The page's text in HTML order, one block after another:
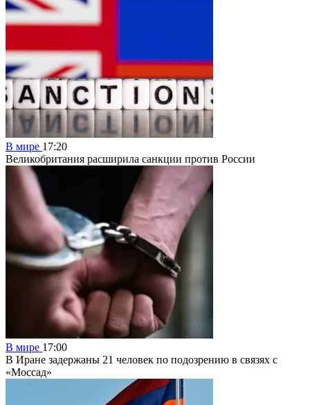
В мире 17:20
Великобритания расширила санкции против России
В мире 17:00
В Иране задержаны 21 человек по подозрению в связях с
«Моссад»